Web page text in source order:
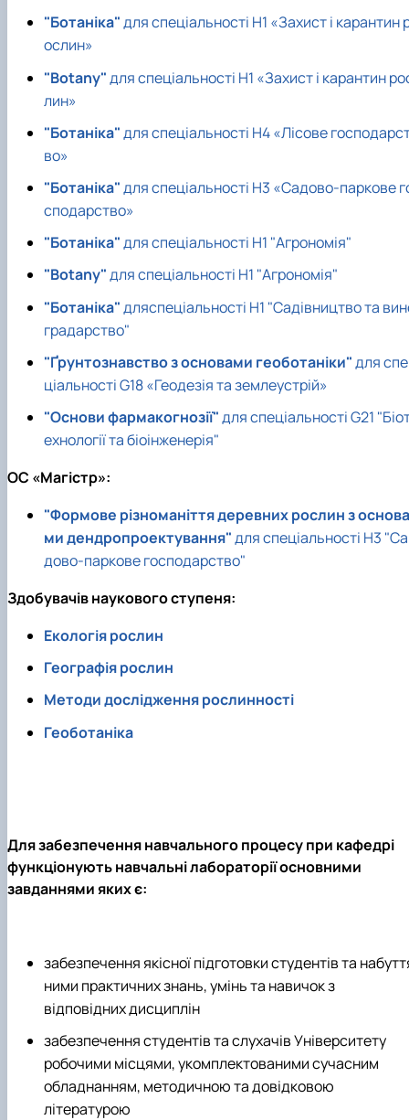
"Ботаніка"для спеціальності Н1 «Захист і карантин
ослин»
"Botany"для спеціальності Н1 «Захист і карантин
лин»
"Ботаніка"для спеціальності Н4 «Лісове
во»
"Ботаніка"для спеціальності Н3 «Садово-паркове
сподарство»
"Ботаніка"для спеціальності Н1 "Агрономія"
"Botany"для спеціальності Н1 "Агрономія"
"Ботаніка"дляспеціальності Н1 "Садівництво та
градарство"
"Ґрунтознавство з основами геоботаніки"для спе
ціальності G18 «Геодезія та землеустрій»
"Основи фармакогнозії"для спеціальності G21
ехнології та біоінженерія"
ОC «Магістр»:
"Формове різноманіття деревних рослин з основа
ми дендропроектування"для спеціальності Н3 "Са
дово-паркове господарство"
Здобувачів наукового ступеня:
Екологія рослин
Географія рослин
Методи дослідження рослинності
Геоботаніка
Для забезпечення навчального процесу при кафедрі
функціонують навчальні лабораторії основними
завданнями яких є:
забезпечення якісної підготовки студентів та
ними практичних знань, умінь та навичок з
відповідних дисциплін
забезпечення студентів та слухачів Університету
робочими місцями, укомплектованими сучасним
обладнанням, методичною та довідковою
літературою